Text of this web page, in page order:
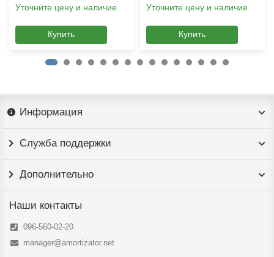
Уточните цену и наличие
Купить
Уточните цену и наличие
Купить
Информация
Служба поддержки
Дополнительно
Наши контакты
096-560-02-20
manager@amortizator.net